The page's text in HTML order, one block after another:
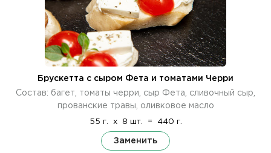
Брускетта с сыром Фета и томатами Черри
Состав: багет, томаты черри, сыр Фета, сливочный сыр,
прованские травы, оливковое масло
55 г. x 8 шт. = 440 г.
Заменить